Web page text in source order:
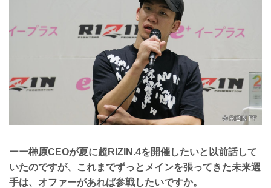
ーー榊原CEOが夏に超RIZIN.4を開催したいと以前話して
いたのですが、これまでずっとメインを張ってきた未来選
手は、オファーがあれば参戦したいですか。